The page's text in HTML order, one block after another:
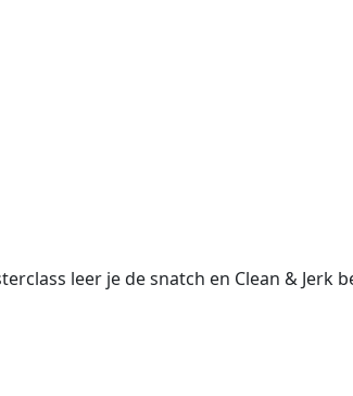
leer je de snatch en Clean & Jerk